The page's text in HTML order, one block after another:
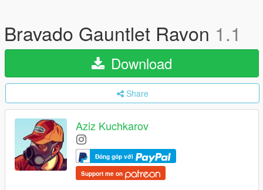
Bravado Gauntlet Ravon 1.1
Download
Share
Aziz Kuchkarov
Đóng góp với
Support me on